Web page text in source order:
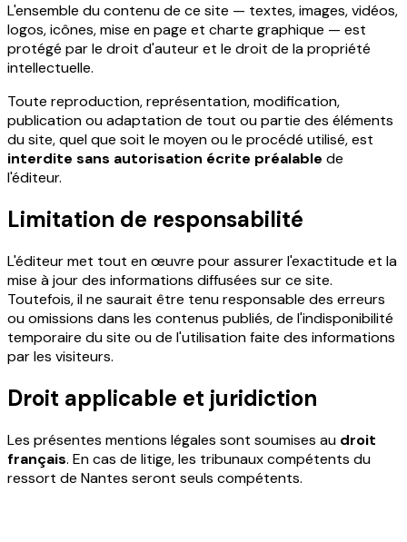
L'ensemble du contenu de ce site — textes, images, vidéos,
logos, icônes, mise en page et charte graphique — est
protégé par le droit d'auteur et le droit de la propriété
intellectuelle.
Toute reproduction, représentation, modification,
publication ou adaptation de tout ou partie des éléments
du site, quel que soit le moyen ou le procédé utilisé, est
interdite sans autorisation écrite préalable de
l'éditeur.
Limitation de responsabilité
L'éditeur met tout en œuvre pour assurer l'exactitude et la
mise à jour des informations diffusées sur ce site.
Toutefois, il ne saurait être tenu responsable des erreurs
ou omissions dans les contenus publiés, de l'indisponibilité
temporaire du site ou de l'utilisation faite des informations
par les visiteurs.
Droit applicable et juridiction
Les présentes mentions légales sont soumises au droit
français. En cas de litige, les tribunaux compétents du
ressort de Nantes seront seuls compétents.